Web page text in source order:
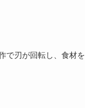
で刃が回転し、食材を